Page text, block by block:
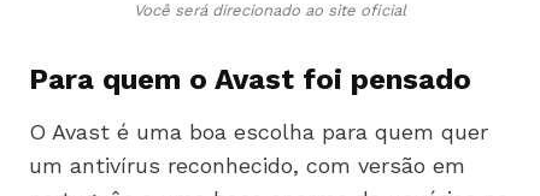
Você será direcionado ao site oficial
Para quem o Avast foi pensado
O Avast é uma boa escolha para quem quer
um antivírus reconhecido, com versão em